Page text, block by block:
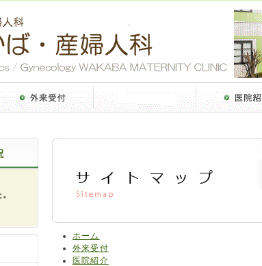
ホーム
外来受付
医院紹介